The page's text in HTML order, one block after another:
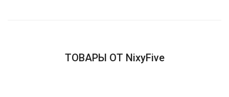
ТОВАРЫ ОТ NixyFive